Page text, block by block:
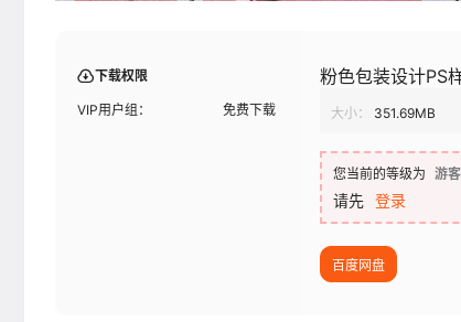
下载权限
VIP用户组： 免费下载
粉色包装设计PS
大小： 351.69MB
您当前的等级为 游客
请先 登录
百度网盘